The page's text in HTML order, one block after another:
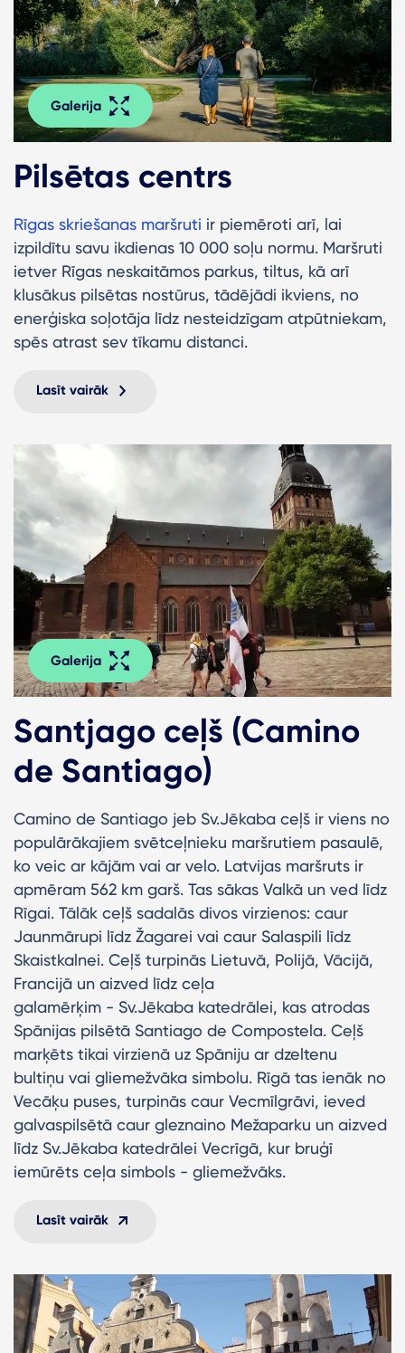
Galerija
Pilsētas centrs
Rīgas skriešanas maršruti ir piemēroti arī, lai
izpildītu savu ikdienas 10 000 soļu normu. Maršruti
ietver Rīgas neskaitāmos parkus, tiltus, kā arī
klusākus pilsētas nostūrus, tādējādi ikviens, no
enerģiska soļotāja līdz nesteidzīgam atpūtniekam,
spēs atrast sev tīkamu distanci.
Lasīt vairāk
Galerija
Santjago ceļš (Camino
de Santiago)
Camino de Santiago jeb Sv.Jēkaba ceļš ir viens no
populārākajiem svētceļnieku maršrutiem pasaulē,
ko veic ar kājām vai ar velo. Latvijas maršruts ir
apmēram 562 km garš. Tas sākas Valkā un ved līdz
Rīgai. Tālāk ceļš sadalās divos virzienos: caur
Jaunmārupi līdz Žagarei vai caur Salaspili līdz
Skaistkalnei. Ceļš turpinās Lietuvā, Polijā, Vācijā,
Francijā un aizved līdz ceļa
galamērķim - Sv.Jēkaba katedrālei, kas atrodas
Spānijas pilsētā Santiago de Compostela. Ceļš
marķēts tikai virzienā uz Spāniju ar dzeltenu
bultiņu vai gliemežvāka simbolu. Rīgā tas ienāk no
Vecāķu puses, turpinās caur Vecmīlgrāvi, ieved
galvaspilsētā caur gleznaino Mežaparku un aizved
līdz Sv.Jēkaba katedrālei Vecrīgā, kur bruģī
iemūrēts ceļa simbols - gliemežvāks.
Lasīt vairāk